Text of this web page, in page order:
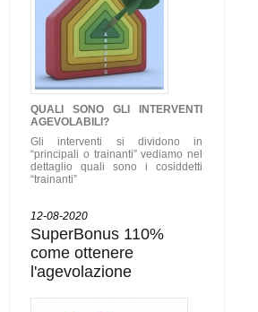
QUALI SONO GLI
INTERVENTI
AGEVOLABILI?
Gli interventi si dividono in
“principali o trainanti” vediamo nel
dettaglio quali sono i cosiddetti
“trainanti”
12-08-2020
SuperBonus 110%
come ottenere
l'agevolazione